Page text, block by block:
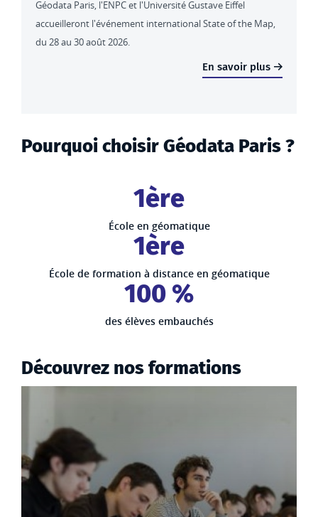
Géodata Paris, l'ENPC et l'Université Gustave Eiffel
accueilleront l'événement international State of the Map,
du 28 au 30 août 2026.
En savoir plus
Pourquoi choisir Géodata Paris ?
1ère
École en géomatique
1ère
École de formation à distance en géomatique
100 %
des élèves embauchés
Découvrez nos formations